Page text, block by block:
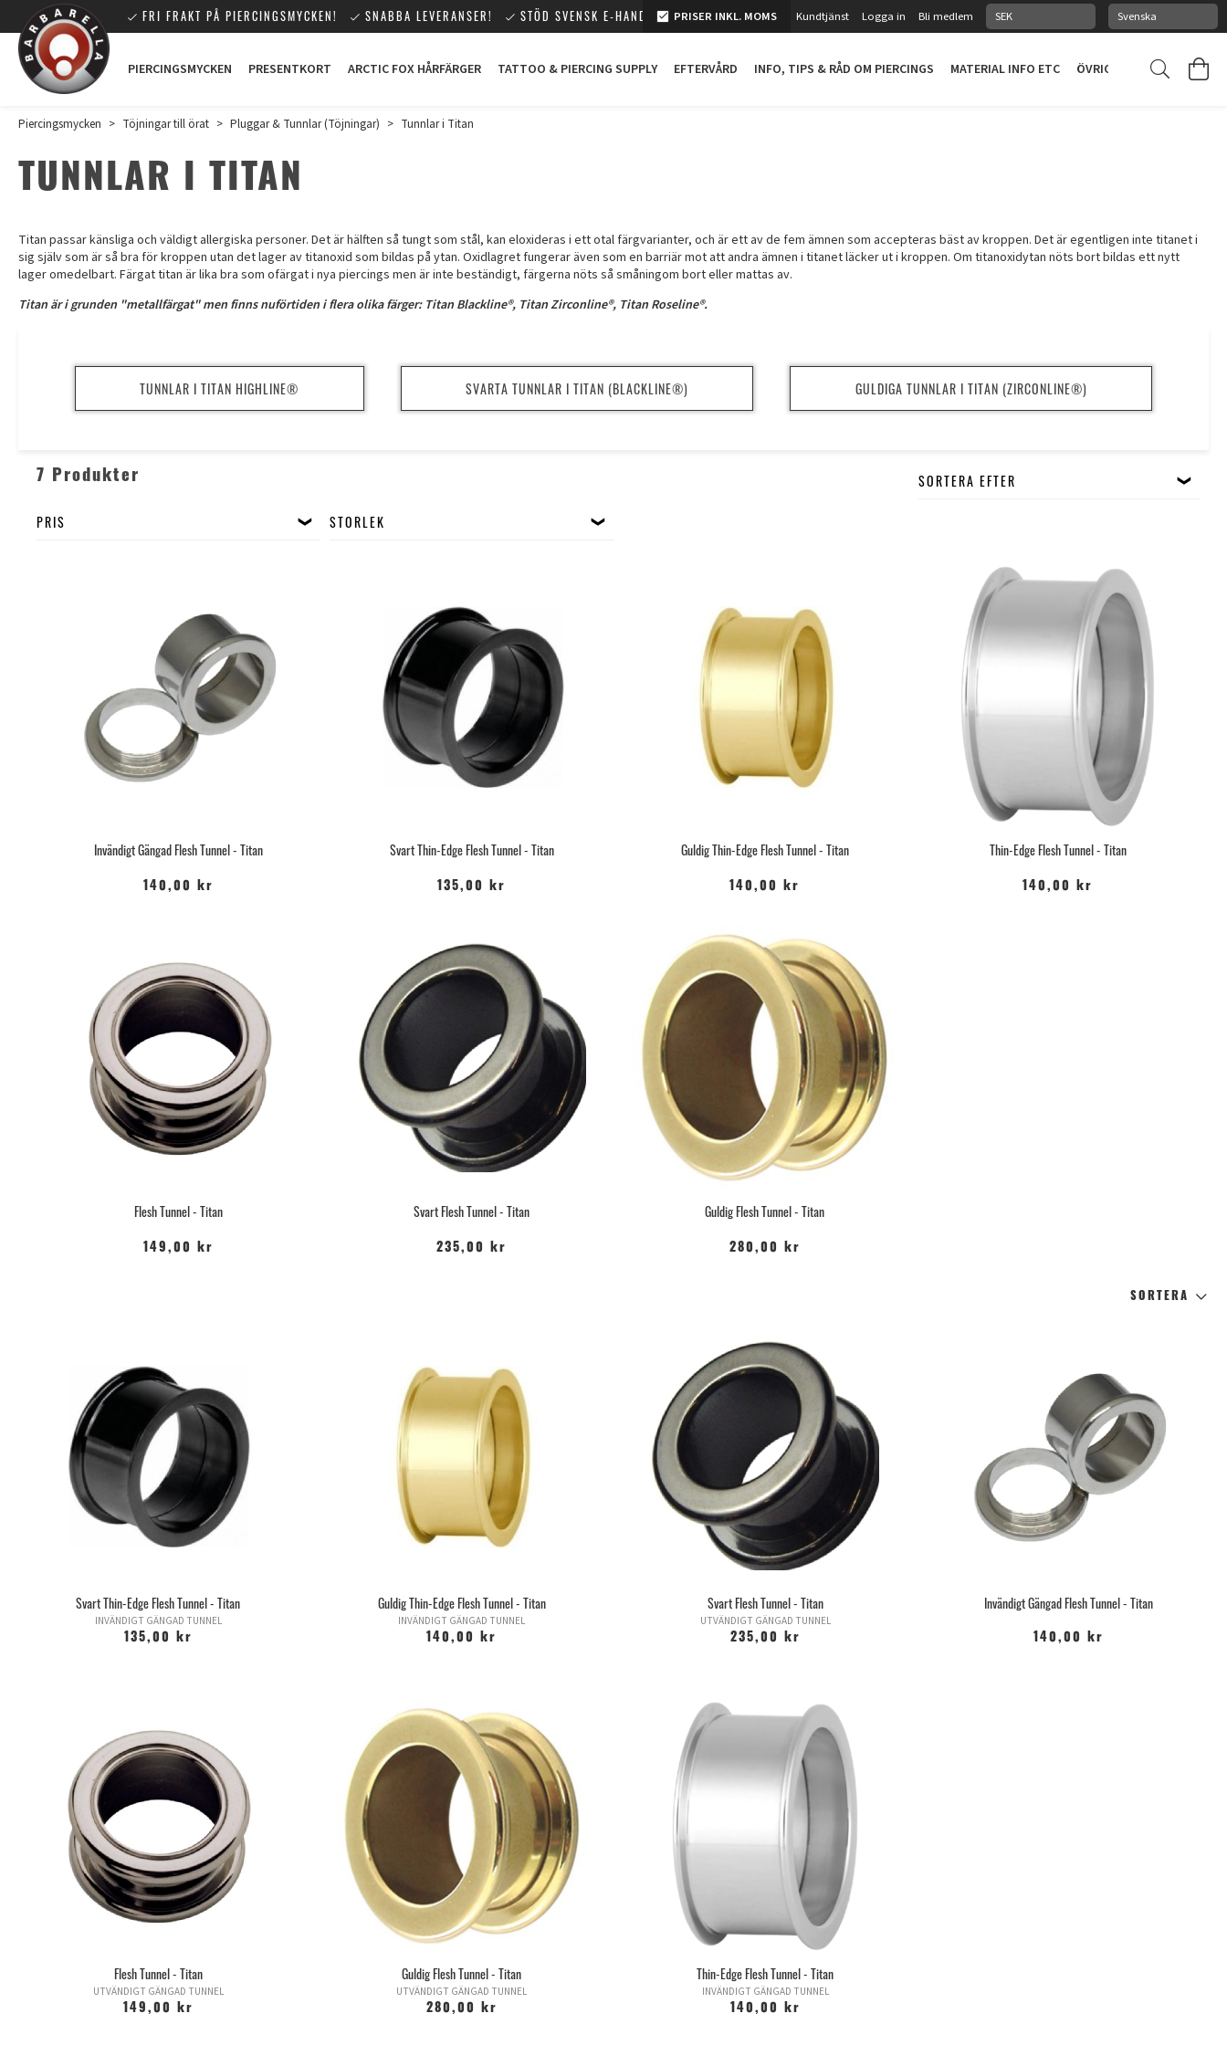
FRI FRAKT PÅ PIERCINGSMYCKEN! SNABBA LEVERANSER! STÖD SVENSK E-HANDEL! PRISER INKL. MOMS Kundtjänst Logga in Bli medlem
PIERCINGSMYCKEN PRESENTKORT ARCTIC FOX HÅRFÄRGER TATTOO & PIERCING SUPPLY EFTERVÅRD INFO, TIPS & RÅD OM PIERCINGS MATERIAL INFO ETC ÖVRIGT
Piercingsmycken > Töjningar till örat > Pluggar & Tunnlar (Töjningar) > Tunnlar i Titan
TUNNLAR I TITAN
Titan passar känsliga och väldigt allergiska personer. Det är hälften så tungt som stål, kan eloxideras i ett otal färgvarianter, och är ett av de fem ämnen som accepteras bäst av kroppen. Det är egentligen inte titanet i
sig själv som är så bra för kroppen utan det lager av titanoxid som bildas på ytan. Oxidlagret fungerar även som en barriär mot att andra ämnen i titanet läcker ut i kroppen. Om titanoxidytan nöts bort bildas ett nytt
lager omedelbart. Färgat titan är lika bra som ofärgat i nya piercings men är inte beständigt, färgerna nöts så småningom bort eller mattas av.
Titan är i grunden "metallfärgat" men finns nuförtiden i flera olika färger: Titan Blackline®, Titan Zirconline®, Titan Roseline®.
TUNNLAR I TITAN HIGHLINE® SVARTA TUNNLAR I TITAN (BLACKLINE®) GULDIGA TUNNLAR I TITAN (ZIRCONLINE®)
7 Produkter SORTERA EFTER
PRIS STORLEK
Invändigt Gängad Flesh Tunnel - Titan
140,00 kr
Svart Thin-Edge Flesh Tunnel - Titan
135,00 kr
Guldig Thin-Edge Flesh Tunnel - Titan
140,00 kr
Thin-Edge Flesh Tunnel - Titan
140,00 kr
Flesh Tunnel - Titan
149,00 kr
Svart Flesh Tunnel - Titan
235,00 kr
Guldig Flesh Tunnel - Titan
280,00 kr
SORTERA
Svart Thin-Edge Flesh Tunnel - Titan
INVÄNDIGT GÄNGAD TUNNEL
135,00 kr
Guldig Thin-Edge Flesh Tunnel - Titan
INVÄNDIGT GÄNGAD TUNNEL
140,00 kr
Svart Flesh Tunnel - Titan
UTVÄNDIGT GÄNGAD TUNNEL
235,00 kr
Invändigt Gängad Flesh Tunnel - Titan
140,00 kr
Flesh Tunnel - Titan
UTVÄNDIGT GÄNGAD TUNNEL
149,00 kr
Guldig Flesh Tunnel - Titan
UTVÄNDIGT GÄNGAD TUNNEL
280,00 kr
Thin-Edge Flesh Tunnel - Titan
INVÄNDIGT GÄNGAD TUNNEL
140,00 kr